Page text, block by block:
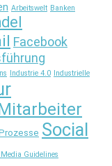
Arbeitswelt Banken
Facebook
Industrie 4.0 Industrielle
Social
Guidelines